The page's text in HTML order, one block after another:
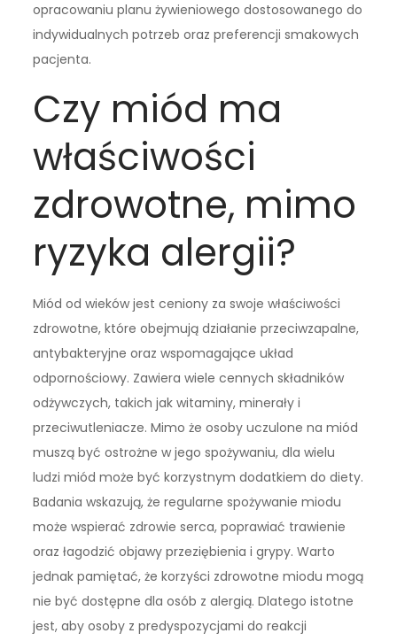
opracowaniu planu żywieniowego dostosowanego do
indywidualnych potrzeb oraz preferencji smakowych
pacjenta.
Czy miód ma
właściwości
zdrowotne, mimo
ryzyka alergii?
Miód od wieków jest ceniony za swoje właściwości
zdrowotne, które obejmują działanie przeciwzapalne,
antybakteryjne oraz wspomagające układ
odpornościowy. Zawiera wiele cennych składników
odżywczych, takich jak witaminy, minerały i
przeciwutleniacze. Mimo że osoby uczulone na miód
muszą być ostrożne w jego spożywaniu, dla wielu
ludzi miód może być korzystnym dodatkiem do diety.
Badania wskazują, że regularne spożywanie miodu
może wspierać zdrowie serca, poprawiać trawienie
oraz łagodzić objawy przeziębienia i grypy. Warto
jednak pamiętać, że korzyści zdrowotne miodu mogą
nie być dostępne dla osób z alergią. Dlatego istotne
jest, aby osoby z predyspozycjami do reakcji